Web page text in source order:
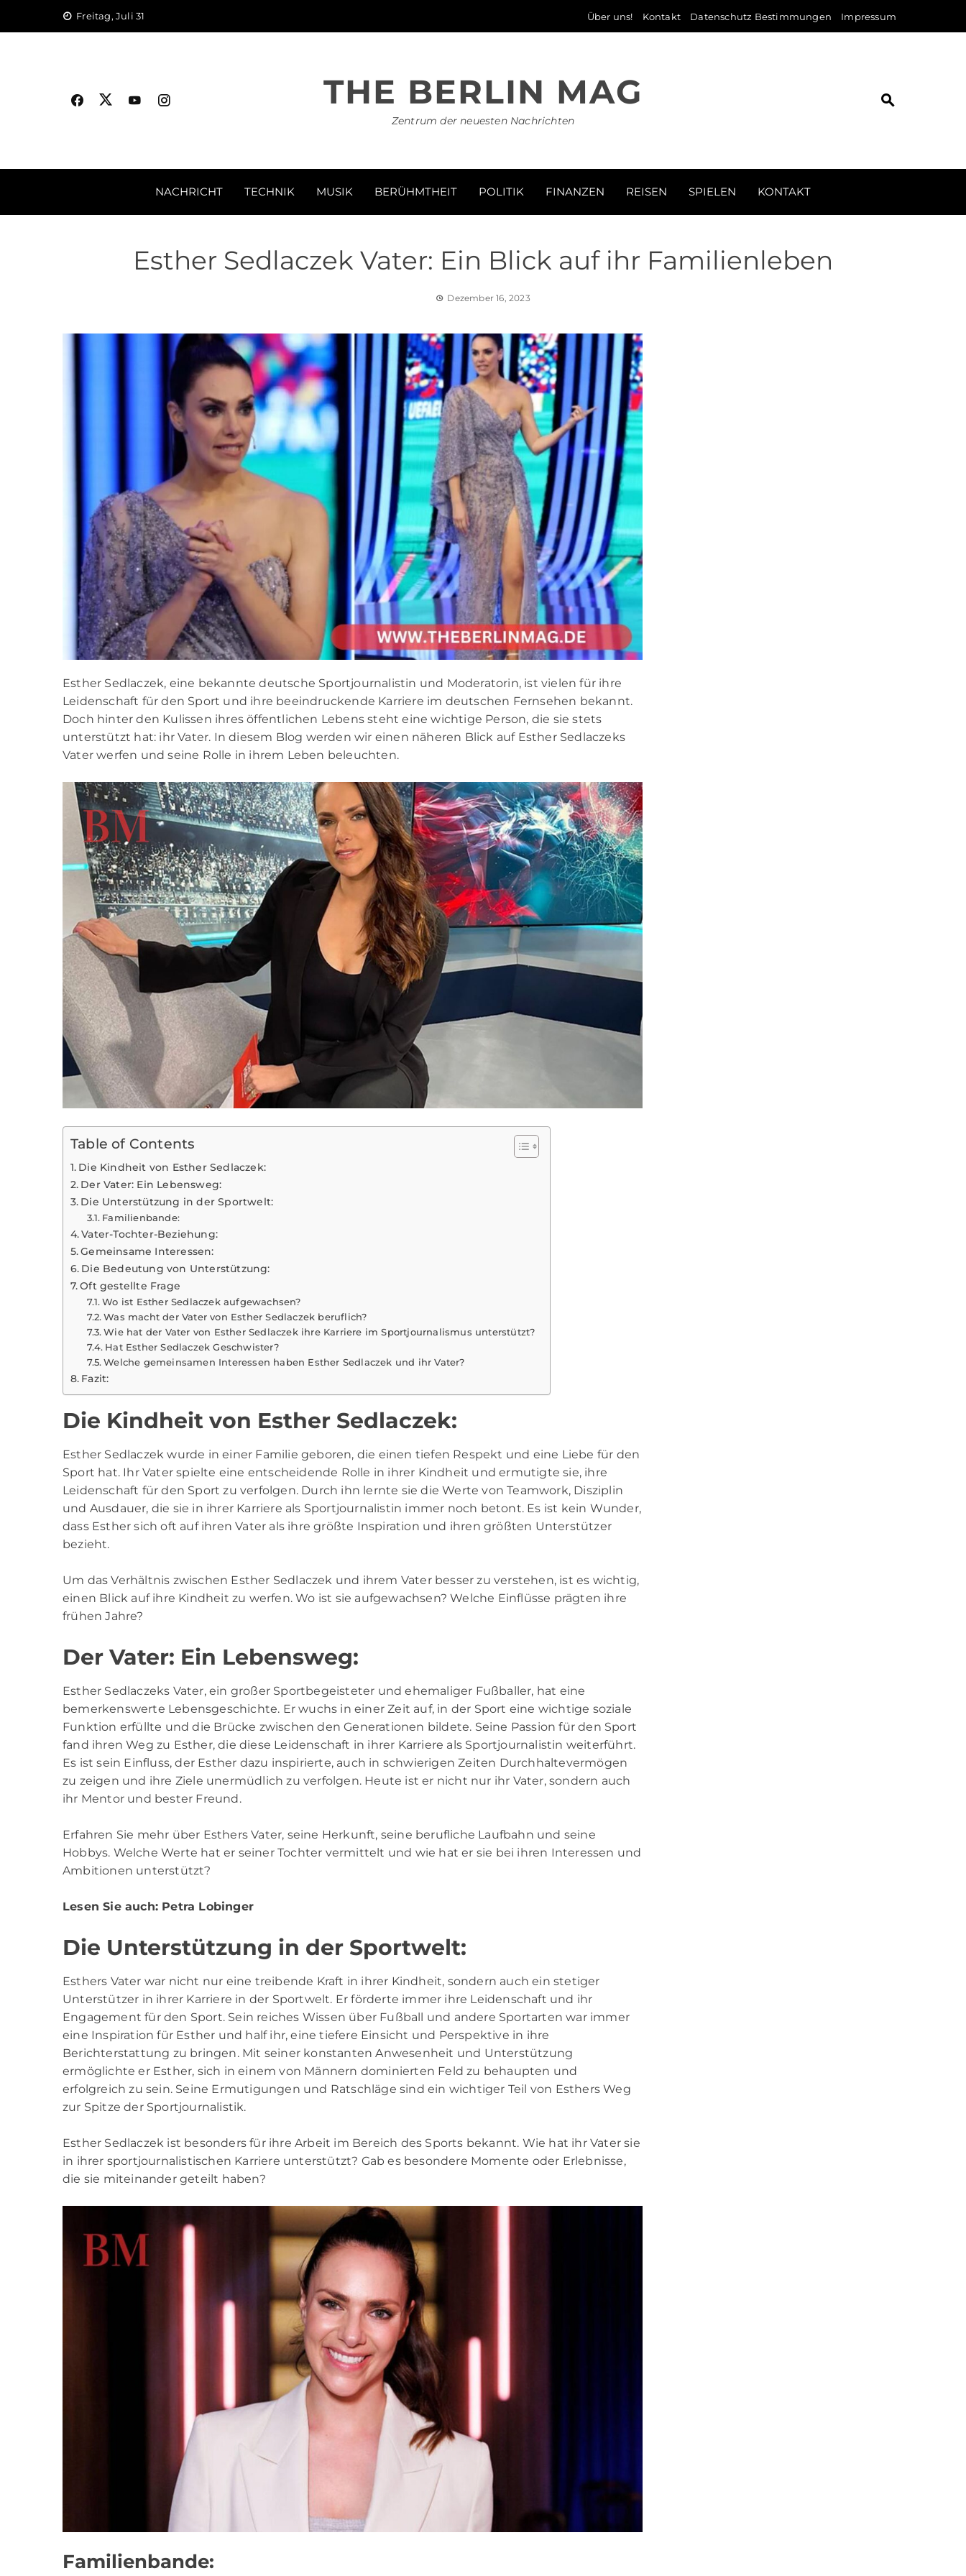
Freitag, Juli 31 Über uns! Kontakt Datenschutz Bestimmungen Impressum
THE BERLIN MAG
Zentrum der neuesten Nachrichten
NACHRICHT TECHNIK MUSIK BERÜHMTHEIT POLITIK FINANZEN REISEN SPIELEN KONTAKT
Esther Sedlaczek Vater: Ein Blick auf ihr Familienleben
Dezember 16, 2023
Esther Sedlaczek, eine bekannte deutsche Sportjournalistin und Moderatorin, ist vielen für ihre
Leidenschaft für den Sport und ihre beeindruckende Karriere im deutschen Fernsehen bekannt.
Doch hinter den Kulissen ihres öffentlichen Lebens steht eine wichtige Person, die sie stets
unterstützt hat: ihr Vater. In diesem Blog werden wir einen näheren Blick auf Esther Sedlaczeks
Vater werfen und seine Rolle in ihrem Leben beleuchten.
Table of Contents
Die Kindheit von Esther Sedlaczek:
Der Vater: Ein Lebensweg:
Die Unterstützung in der Sportwelt:
Familienbande:
Vater-Tochter-Beziehung:
Gemeinsame Interessen:
Die Bedeutung von Unterstützung:
Oft gestellte Frage
Wo ist Esther Sedlaczek aufgewachsen?
Was macht der Vater von Esther Sedlaczek beruflich?
Wie hat der Vater von Esther Sedlaczek ihre Karriere im Sportjournalismus unterstützt?
Hat Esther Sedlaczek Geschwister?
Welche gemeinsamen Interessen haben Esther Sedlaczek und ihr Vater?
Fazit:
Die Kindheit von Esther Sedlaczek:
Esther Sedlaczek wurde in einer Familie geboren, die einen tiefen Respekt und eine Liebe für den
Sport hat. Ihr Vater spielte eine entscheidende Rolle in ihrer Kindheit und ermutigte sie, ihre
Leidenschaft für den Sport zu verfolgen. Durch ihn lernte sie die Werte von Teamwork, Disziplin
und Ausdauer, die sie in ihrer Karriere als Sportjournalistin immer noch betont. Es ist kein Wunder,
dass Esther sich oft auf ihren Vater als ihre größte Inspiration und ihren größten Unterstützer
bezieht.
Um das Verhältnis zwischen Esther Sedlaczek und ihrem Vater besser zu verstehen, ist es wichtig,
einen Blick auf ihre Kindheit zu werfen. Wo ist sie aufgewachsen? Welche Einflüsse prägten ihre
frühen Jahre?
Der Vater: Ein Lebensweg:
Esther Sedlaczeks Vater, ein großer Sportbegeisteter und ehemaliger Fußballer, hat eine
bemerkenswerte Lebensgeschichte. Er wuchs in einer Zeit auf, in der Sport eine wichtige soziale
Funktion erfüllte und die Brücke zwischen den Generationen bildete. Seine Passion für den Sport
fand ihren Weg zu Esther, die diese Leidenschaft in ihrer Karriere als Sportjournalistin weiterführt.
Es ist sein Einfluss, der Esther dazu inspirierte, auch in schwierigen Zeiten Durchhaltevermögen
zu zeigen und ihre Ziele unermüdlich zu verfolgen. Heute ist er nicht nur ihr Vater, sondern auch
ihr Mentor und bester Freund.
Erfahren Sie mehr über Esthers Vater, seine Herkunft, seine berufliche Laufbahn und seine
Hobbys. Welche Werte hat er seiner Tochter vermittelt und wie hat er sie bei ihren Interessen und
Ambitionen unterstützt?
Lesen Sie auch: Petra Lobinger
Die Unterstützung in der Sportwelt:
Esthers Vater war nicht nur eine treibende Kraft in ihrer Kindheit, sondern auch ein stetiger
Unterstützer in ihrer Karriere in der Sportwelt. Er förderte immer ihre Leidenschaft und ihr
Engagement für den Sport. Sein reiches Wissen über Fußball und andere Sportarten war immer
eine Inspiration für Esther und half ihr, eine tiefere Einsicht und Perspektive in ihre
Berichterstattung zu bringen. Mit seiner konstanten Anwesenheit und Unterstützung
ermöglichte er Esther, sich in einem von Männern dominierten Feld zu behaupten und
erfolgreich zu sein. Seine Ermutigungen und Ratschläge sind ein wichtiger Teil von Esthers Weg
zur Spitze der Sportjournalistik.
Esther Sedlaczek ist besonders für ihre Arbeit im Bereich des Sports bekannt. Wie hat ihr Vater sie
in ihrer sportjournalistischen Karriere unterstützt? Gab es besondere Momente oder Erlebnisse,
die sie miteinander geteilt haben?
Familienbande: